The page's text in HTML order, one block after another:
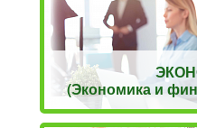
(Экономика и